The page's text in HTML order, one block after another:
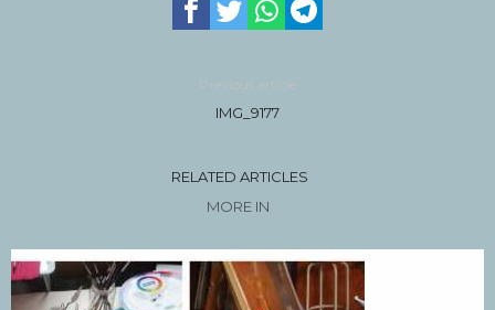
Previous article
IMG_9177
RELATED ARTICLES
MORE IN